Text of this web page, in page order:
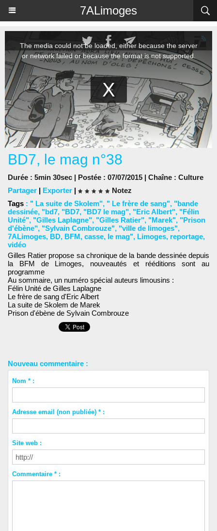
7ALimoges
BD7, le mag n°38
Durée : 5min 30sec | Postée : 07/07/2015 | Chaîne : Culture
Partager | Exporter |
Notez
Tags : " La suite de Skolem", " Le frère de sang", "bande
dessinée, "bd7, "BD7, "BD7 le mag", "Eric Albert", "Félin
Unité", "Gilles Laplagne", "Gilles Ratier", "Marek", "Prison
d'ébène", "Sylvain Combrouze", "ville de limoges",
7ALimoges, BD, BFM, casse, le mag", Limoges, reportage,
vidéo
Gilles Ratier propose sa chronique de la bande dessinée depuis
la BFM de Limoges, nouveautés et rééditions sont au
programme
Au sommaire, un numéro spécial auteurs limousins :
Félin Unité de Gilles Laplagne
Le frère de sang d'Eric Albert
La suite de Skolem de Marek
Prison d'ébène de Sylvain Combrouze
Nouveau commentaire :
Nom * :
Adresse email (non publiée) * :
Site web :
Commentaire * :